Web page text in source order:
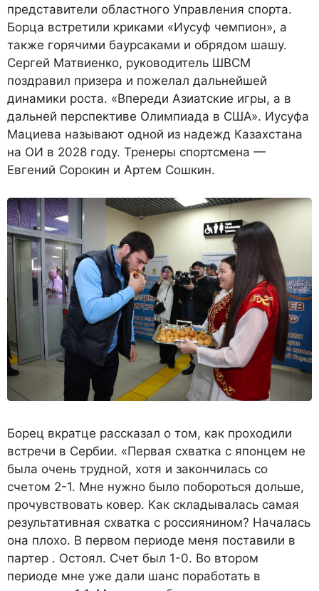
представители областного Управления спорта.
Борца встретили криками «Иусуф чемпион», а
также горячими баурсаками и обрядом шашу.
Сергей Матвиенко, руководитель ШВСМ
поздравил призера и пожелал дальнейшей
динамики роста. «Впереди Азиатские игры, а в
дальней перспективе Олимпиада в США». Иусуфа
Мациева называют одной из надежд Казахстана
на ОИ в 2028 году. Тренеры спортсмена —
Евгений Сорокин и Артем Сошкин.
Борец вкратце рассказал о том, как проходили
встречи в Сербии. «Первая схватка с японцем не
была очень трудной, хотя и закончилась со
счетом 2-1. Мне нужно было побороться дольше,
прочувствовать ковер. Как складывалась самая
результативная схватка с россиянином? Началась
она плохо. В первом периоде меня поставили в
партер . Остоял. Счет был 1-0. Во втором
периоде мне уже дали шанс поработать в